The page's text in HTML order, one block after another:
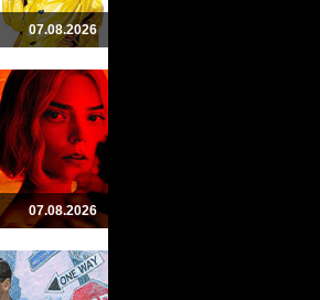
07.08.2026
07.08.2026